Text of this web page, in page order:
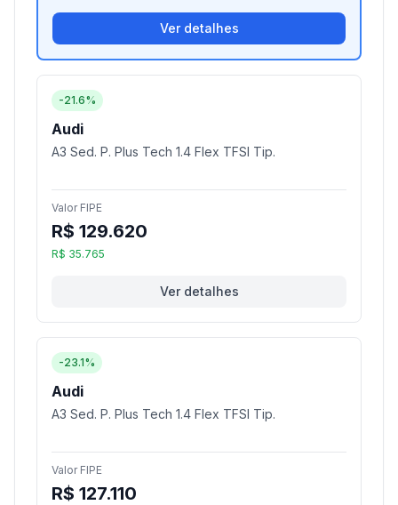
Ver detalhes
-21.6%
Audi
A3 Sed. P. Plus Tech 1.4 Flex TFSI Tip.
Valor FIPE
R$ 129.620
R$ 35.765
Ver detalhes
-23.1%
Audi
A3 Sed. P. Plus Tech 1.4 Flex TFSI Tip.
Valor FIPE
R$ 127.110